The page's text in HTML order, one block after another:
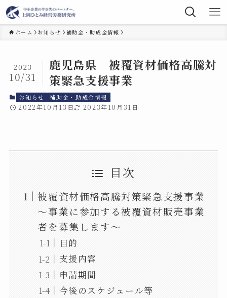
ホーム お知らせ 補助金・助成金情報
鹿児島県 被覆資材価格高騰対
策緊急支援事業
2023
10/31
お知らせ 補助金・助成金情報
2022年10月13日 2023年10月31日
目次
被覆資材価格高騰対策緊急支援事業
～事業に参加する被覆資材販売事業
者を募集します～
目的
支援内容
申請期間
今後のスケジュール等